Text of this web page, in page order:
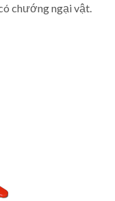
chướng ngại vật.